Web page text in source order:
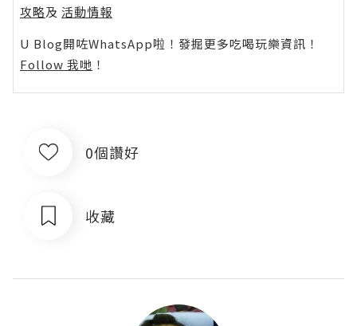
攻略及 活動情報
U Blog開咗WhatsApp啦！發掘更多吃喝玩樂資訊！
Follow 我哋 ！
0個讚好
收藏